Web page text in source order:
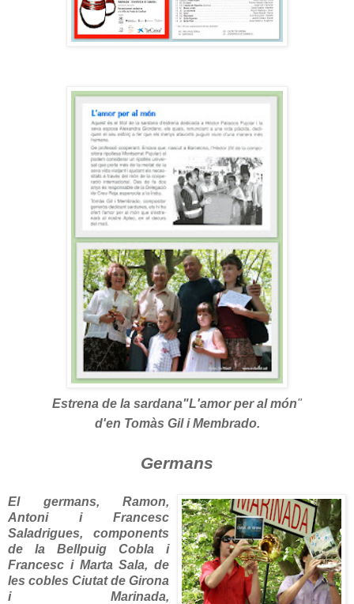
Estrena de la sardana"L'amor per al món"
d'en Tomàs Gil i Membrado.
Germans
El germans, Ramon,
Antoni i Francesc
Saladrigues, components
de la Bellpuig Cobla i
Francesc i Marta Sala, de
les cobles Ciutat de Girona
i Marinada,